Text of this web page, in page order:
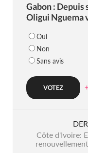
Gabon : Depuis
Oligui Nguema
Oui
Non
Sans avis
Côte d'Ivoire: